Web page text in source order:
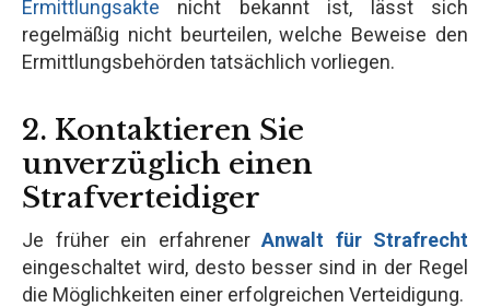
Ermittlungsakte nicht bekannt ist, lässt sich
regelmäßig nicht beurteilen, welche Beweise den
Ermittlungsbehörden tatsächlich vorliegen.
2. Kontaktieren Sie
unverzüglich einen
Strafverteidiger
Je früher ein erfahrener Anwalt für Strafrecht
eingeschaltet wird, desto besser sind in der Regel
die Möglichkeiten einer erfolgreichen Verteidigung.